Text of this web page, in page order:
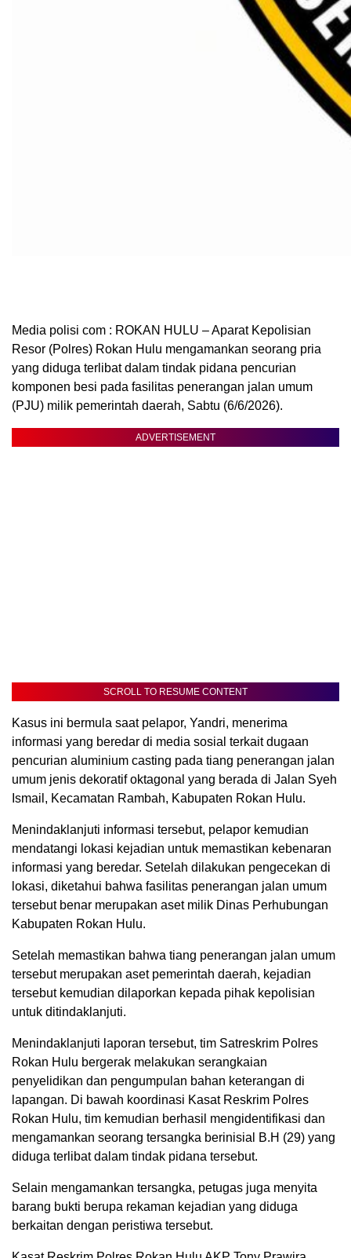
Media polisi com : ROKAN HULU – Aparat Kepolisian
Resor (Polres) Rokan Hulu mengamankan seorang pria
yang diduga terlibat dalam tindak pidana pencurian
komponen besi pada fasilitas penerangan jalan umum
(PJU) milik pemerintah daerah, Sabtu (6/6/2026).
ADVERTISEMENT
SCROLL TO RESUME CONTENT
Kasus ini bermula saat pelapor, Yandri, menerima
informasi yang beredar di media sosial terkait dugaan
pencurian aluminium casting pada tiang penerangan jalan
umum jenis dekoratif oktagonal yang berada di Jalan Syeh
Ismail, Kecamatan Rambah, Kabupaten Rokan Hulu.
Menindaklanjuti informasi tersebut, pelapor kemudian
mendatangi lokasi kejadian untuk memastikan kebenaran
informasi yang beredar. Setelah dilakukan pengecekan di
lokasi, diketahui bahwa fasilitas penerangan jalan umum
tersebut benar merupakan aset milik Dinas Perhubungan
Kabupaten Rokan Hulu.
Setelah memastikan bahwa tiang penerangan jalan umum
tersebut merupakan aset pemerintah daerah, kejadian
tersebut kemudian dilaporkan kepada pihak kepolisian
untuk ditindaklanjuti.
Menindaklanjuti laporan tersebut, tim Satreskrim Polres
Rokan Hulu bergerak melakukan serangkaian
penyelidikan dan pengumpulan bahan keterangan di
lapangan. Di bawah koordinasi Kasat Reskrim Polres
Rokan Hulu, tim kemudian berhasil mengidentifikasi dan
mengamankan seorang tersangka berinisial B.H (29) yang
diduga terlibat dalam tindak pidana tersebut.
Selain mengamankan tersangka, petugas juga menyita
barang bukti berupa rekaman kejadian yang diduga
berkaitan dengan peristiwa tersebut.